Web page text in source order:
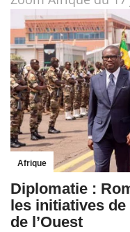
Afrique
Diplomatie :
les initiatives
de l’Ouest